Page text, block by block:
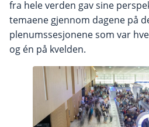
fra hele verden gav sine
temaene gjennom dagene på
plenumssesjonene som var
og én på kvelden.